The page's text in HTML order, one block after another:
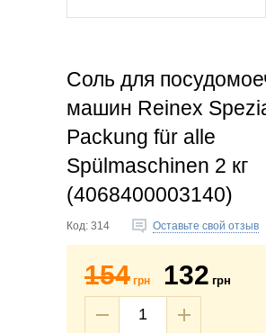
Соль для
машин Reinex
Packung für alle
Spülmaschinen 2 кг
(4068400003140)
Код: 314 Оставьте свой отзыв
154 грн 132 грн